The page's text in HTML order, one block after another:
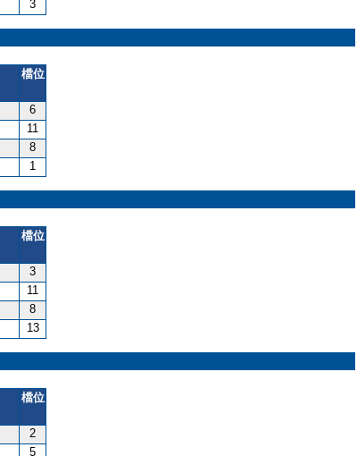
3
檔位
6
11
8
1
檔位
3
11
8
13
檔位
2
5